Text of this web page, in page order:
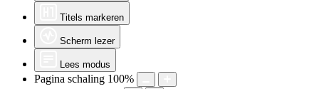
Titels markeren
Scherm lezer
Lees modus
Pagina schaling 100%